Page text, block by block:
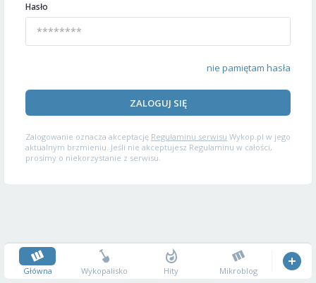
Hasło
nie pamiętam hasła
ZALOGUJ SIĘ
Zalogowanie oznacza akceptację Regulaminu serwisu Wykop.pl w jego
aktualnym brzmieniu. Jeśli nie akceptujesz Regulaminu w całości,
prosimy o niekorzystanie z serwisu.
Główna Wykopalisko Hity Mikroblog